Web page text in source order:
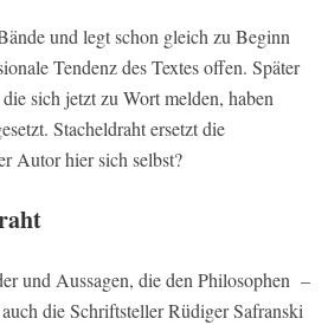
und legt schon gleich zu Beginn
Tendenz des Textes offen. Später
sich jetzt zu Wort melden, haben
Stacheldraht ersetzt die
Autor hier sich selbst?
und Aussagen, die den Philosophen –
die Schriftsteller Rüdiger Safranski